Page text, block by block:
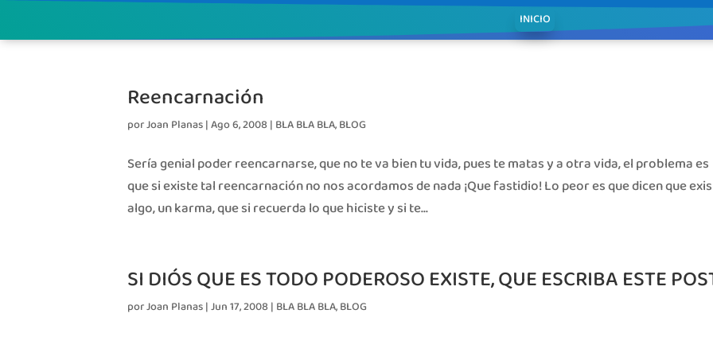
INICIO
Reencarnación
porJoan Planas|Ago 6, 2008| BLA BLA BLA,BLOG
Sería genial poder reencarnarse, que no te va bien tu vida, pues te matas y a otra vida, el problema es
que si existe tal reencarnación no nos acordamos de nada ¡Que fastidio! Lo peor es que dicen que
algo, un karma, que si recuerda lo que hiciste y si te...
SI DIÓS QUE ES TODO PODEROSO EXISTE, QUE ESCRIBA ESTE
porJoan Planas|Jun 17, 2008| BLA BLA BLA,BLOG